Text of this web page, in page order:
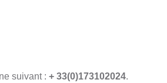
suivant : + 33(0)173102024.